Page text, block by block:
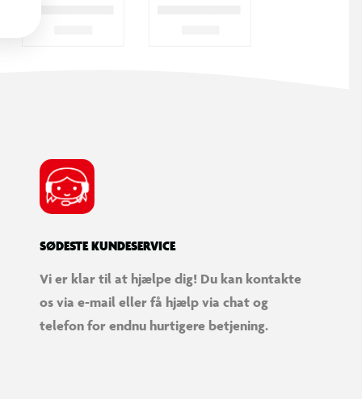
SØDESTE KUNDESERVICE
Vi er klar til at hjælpe dig! Du kan kontakte
os via e-mail eller få hjælp via chat og
telefon for endnu hurtigere betjening.